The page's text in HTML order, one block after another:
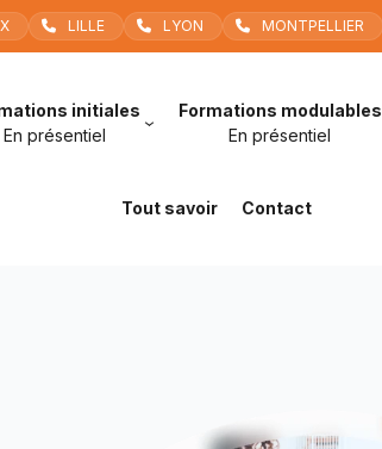
LILLE LYON MONTPELLIER
initiales
En présentiel
Formations modulables
En présentiel
Tout savoir Contact